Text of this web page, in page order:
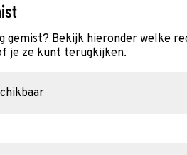
gemist? Bekijk hieronder welke
je ze kunt terugkijken.